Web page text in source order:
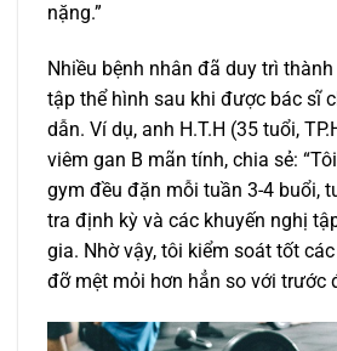
nặng.”
Nhiều bệnh nhân đã duy trì
tập thể hình sau khi được bác sĩ
dẫn. Ví dụ, anh H.T.H (35 tuổi,
viêm gan B mãn tính, chia sẻ:
gym đều đặn mỗi tuần 3-4 buổi,
tra định kỳ và các khuyến nghị
gia. Nhờ vậy, tôi kiểm soát tốt
đỡ mệt mỏi hơn hẳn so với trước